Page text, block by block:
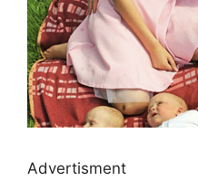
Advertisment